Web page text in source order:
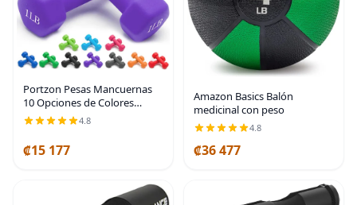
Portzon Pesas Mancuernas
10 Opciones de Colores
Compatibles con Juego de 2
Mancuernas de Neopreno, 1-
15 LB, Antideslizante, Anti-
rodamiento, Forma
4.8
₡15 177
Amazon Basics Balón
medicinal con peso
4.8
₡36 477